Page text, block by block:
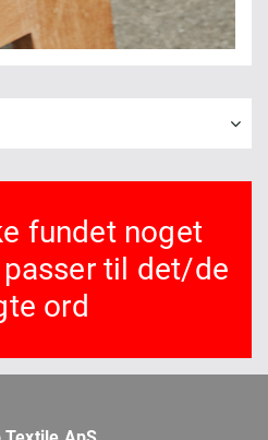
fundet noget
til det/de
ord